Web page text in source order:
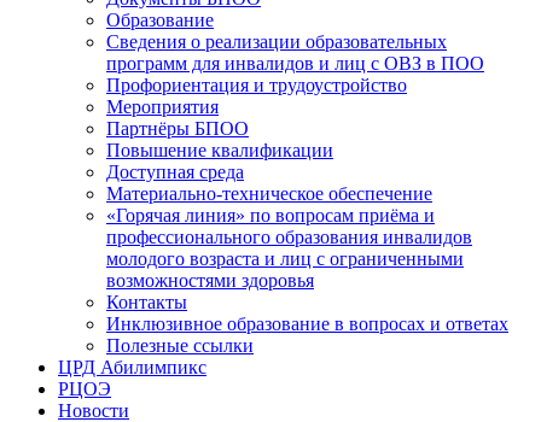
Образование
Сведения о реализации образовательных
программ для инвалидов и лиц с ОВЗ в ПОО
Профориентация и трудоустройство
Мероприятия
Партнёры БПОО
Повышение квалификации
Доступная среда
Материально-техническое обеспечение
«Горячая линия» по вопросам приёма и
профессионального образования инвалидов
молодого возраста и лиц с ограниченными
возможностями здоровья
Контакты
Инклюзивное образование в вопросах и ответах
Полезные ссылки
ЦРД Абилимпикс
РЦОЭ
Новости